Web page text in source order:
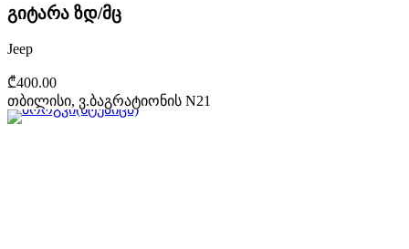
გიტარა ზდ/მც
Jeep
₾400.00
თბილისი, ვ.ბაგრატიონის N21